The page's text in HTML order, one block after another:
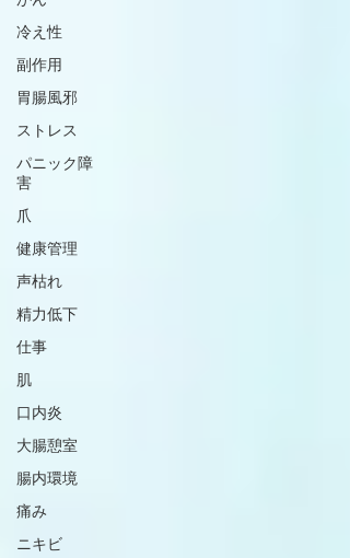
冷え性
副作用
胃腸風邪
ストレス
パニック障
害
爪
健康管理
声枯れ
精力低下
仕事
肌
口内炎
大腸憩室
腸内環境
痛み
ニキビ